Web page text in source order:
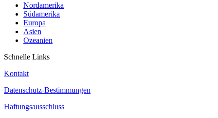
Nordamerika
Südamerika
Europa
Asien
Ozeanien
Schnelle Links
Kontakt
Datenschutz-Bestimmungen
Haftungsausschluss